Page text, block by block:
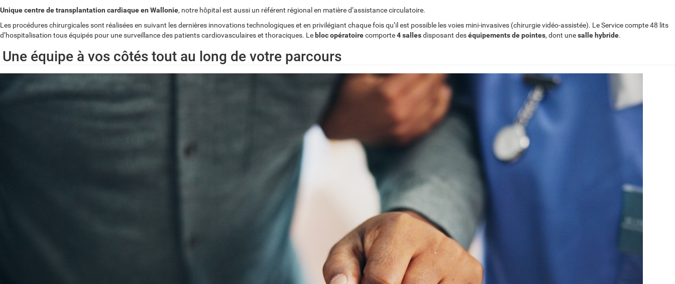
Unique centre de transplantation cardiaque en Wallonie, notre hôpital est aussi un référent régional en matière d’assistance circulatoire.
Les procédures chirurgicales sont réalisées en suivant les dernières innovations technologiques et en privilégiant chaque fois qu’il est possible les voies mini-invasives (chirurgie vidéo-assistée). Le Service compte 48 lits
d’hospitalisation tous équipés pour une surveillance des patients cardiovasculaires et thoraciques. Le bloc opératoirecomporte4 sallesdisposant deséquipements de pointes, dont unesalle hybride.
Une équipe à vos côtés tout au long de votre parcours